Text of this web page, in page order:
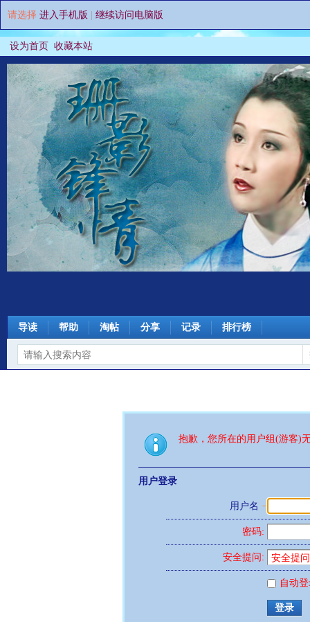
请选择 进入手机版 继续访问电脑版
设为首页 收藏本站
导读 帮助 淘帖 分享 记录 排行榜
抱歉，您所在的用户组(游客)
用户登录
用户名
密码:
安全提问:
自动
登录